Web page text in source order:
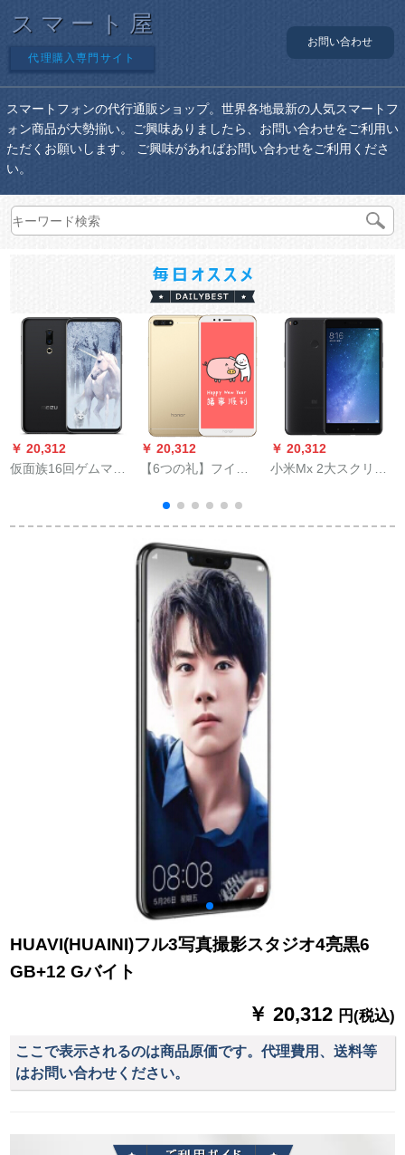
スマート屋
代理購入専門サイト
お問い合わせ
スマートフォンの代行通販ショップ。世界各地最新の人気スマートフ
ォン商品が大勢揃い。ご興味ありましたら、お問い合わせをご利用い
ただくお願いします。 ご興味があればお問い合わせをご利用くださ
い。
￥ 20,312
仮面族16回ゲムマイ
￥ 20,312
【6つの礼】フイ
7 A partke 7 Aスパッ
ツ4 Gプロプラチナ(2
GB+32 G)人の顔認識
￥ 20,312
小米Mx 2大スクリー
信
HUAVI(HUAINI)フル3写真撮影スタジオ4亮黒6
GB+12 Gバイト
￥ 20,312 円(税込)
ここで表示されるのは商品原価です。代理費用、送料等
はお問い合わせください。